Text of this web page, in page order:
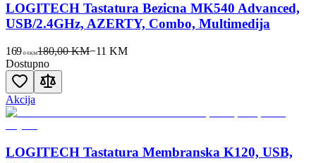
LOGITECH Tastatura Bezicna MK540 Advanced,
USB/2.4GHz, AZERTY, Combo, Multimedija
169 00KM180,00 KM−11 KM
Dostupno
Akcija
LOGITECH Tastatura Membranska K120, USB,